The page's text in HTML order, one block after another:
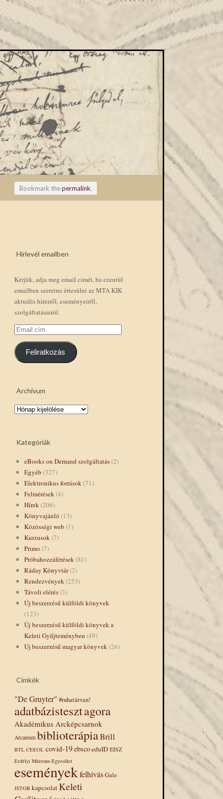
Bookmark thepermalink.
Hírlevél emailben
Kérjük, adja meg email címét, ha ezentúl
emailben szeretne értesülni az MTA KIK
aktuális híreiről, eseményeiről,
szolgáltatásairól.
Email
cím
Feliratkozás
Archívum
Kategóriák
eBooks on Demand szolgáltatás(2)
Egyéb (327)
Elektronikus források(71)
Felmérések(4)
Hírek(206)
Könyvajánló (13)
Közösségi web (1)
Kurzusok(7)
Primo (7)
Próbahozzáférések(81)
Ráday Könyvtár(2)
Rendezvények(253)
Távoli elérés(3)
Új beszerzésű külföldi könyvek
(123)
Új beszerzésű külföldi könyvek a
Keleti Gyűjteményben (49)
Új beszerzésű magyar könyvek(26)
Címkék
"De Gruyter" #ruhatárvan!
adatbázistesztagora
Akadémikus Arcképcsarnok
Arcanum biblioterápiaBrill
BTL CEEOL covid-19 ebscoeduID EISZ
Erdélyi Múzeum Egyesület
eseményekfelhívásGale
JSTOR kapcsolatKeleti